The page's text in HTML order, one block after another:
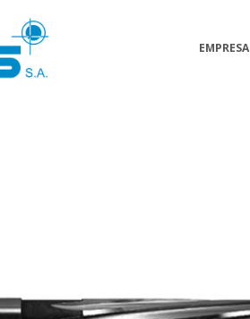
EMPRESA
ARGENTINOS
ZOOM VIEW